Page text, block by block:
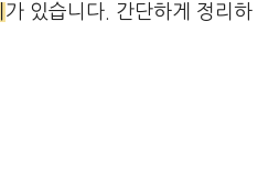
가 있습니다. 간단하게 정리하